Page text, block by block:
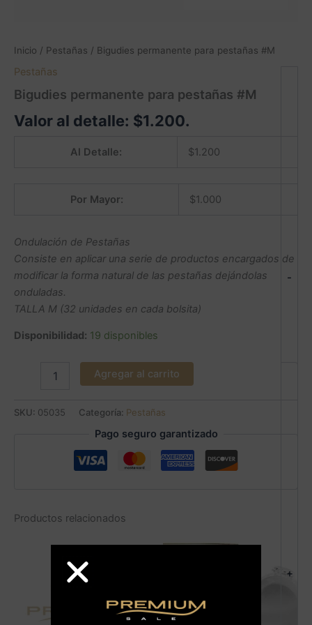
Inicio / Pestañas / Bigudies permanente para pestañas #M
Pestañas
Bigudies permanente para pestañas #M
Valor al detalle: $1.200.
Al Detalle: $1.200
Por Mayor: $1.000
Ondulación de Pestañas
Consiste en aplicar una serie de productos encargados de
modificar la forma natural de las pestañas dejándolas
onduladas.
TALLA M (32 unidades en cada bolsita)
Disponibilidad: 19 disponibles
-
+
Agregar al carrito
SKU: 05035 Categoría: Pestañas
Pago seguro garantizado
Productos relacionados